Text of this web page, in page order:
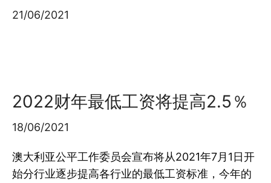
21/06/2021
2022财年最低工资将提高2.5％
18/06/2021
澳大利亚公平工作委员会宣布将从2021年7月1日开
始分行业逐步提高各行业的最低工资标准，今年的